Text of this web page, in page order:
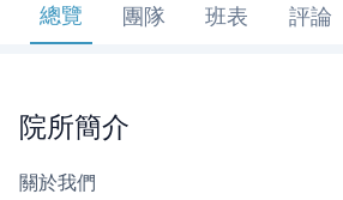
總覽 團隊 班表 評論
院所簡介
關於我們